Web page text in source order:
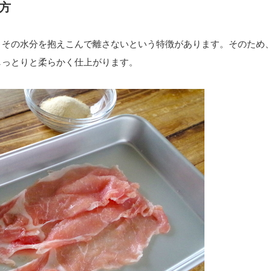
の水分を抱えこんで離さないという特徴があります。そのため
とりと柔らかく仕上がります。